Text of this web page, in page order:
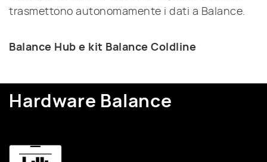
trasmettono autonomamente i dati a Balance.
Balance Hub e kit Balance Coldline
Hardware Balance